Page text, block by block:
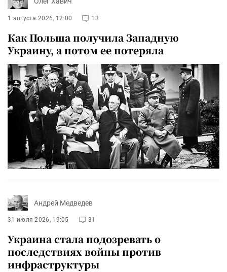
1 августа 2026, 12:00 13
Как Польша получила Западную
Украину, а потом ее потеряла
Андрей Медведев
31 июля 2026, 19:05 31
Украина стала подозревать о
последствиях войны против
инфраструктуры